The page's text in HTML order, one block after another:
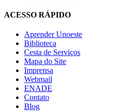
ACESSO RÁPIDO
Aprender Unoeste
Biblioteca
Cesta de Serviços
Mapa do Site
Imprensa
Webmail
ENADE
Contato
Blog